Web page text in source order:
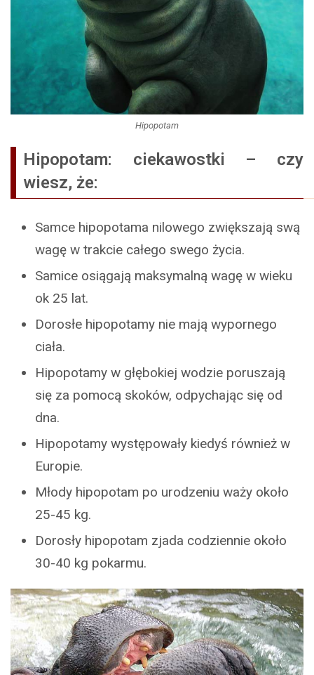
Hipopotam
Hipopotam: ciekawostki – czy
wiesz, że:
Samce hipopotama nilowego zwiększają swą
wagę w trakcie całego swego życia.
Samice osiągają maksymalną wagę w wieku
ok 25 lat.
Dorosłe hipopotamy nie mają wypornego
ciała.
Hipopotamy w głębokiej wodzie poruszają
się za pomocą skoków, odpychając się od
dna.
Hipopotamy występowały kiedyś również w
Europie.
Młody hipopotam po urodzeniu waży około
25-45 kg.
Dorosły hipopotam zjada codziennie około
30-40 kg pokarmu.